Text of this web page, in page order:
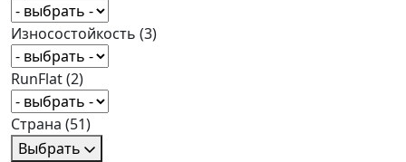
Износостойкость (3)
RunFlat(2)
Страна (51)
Выбрать